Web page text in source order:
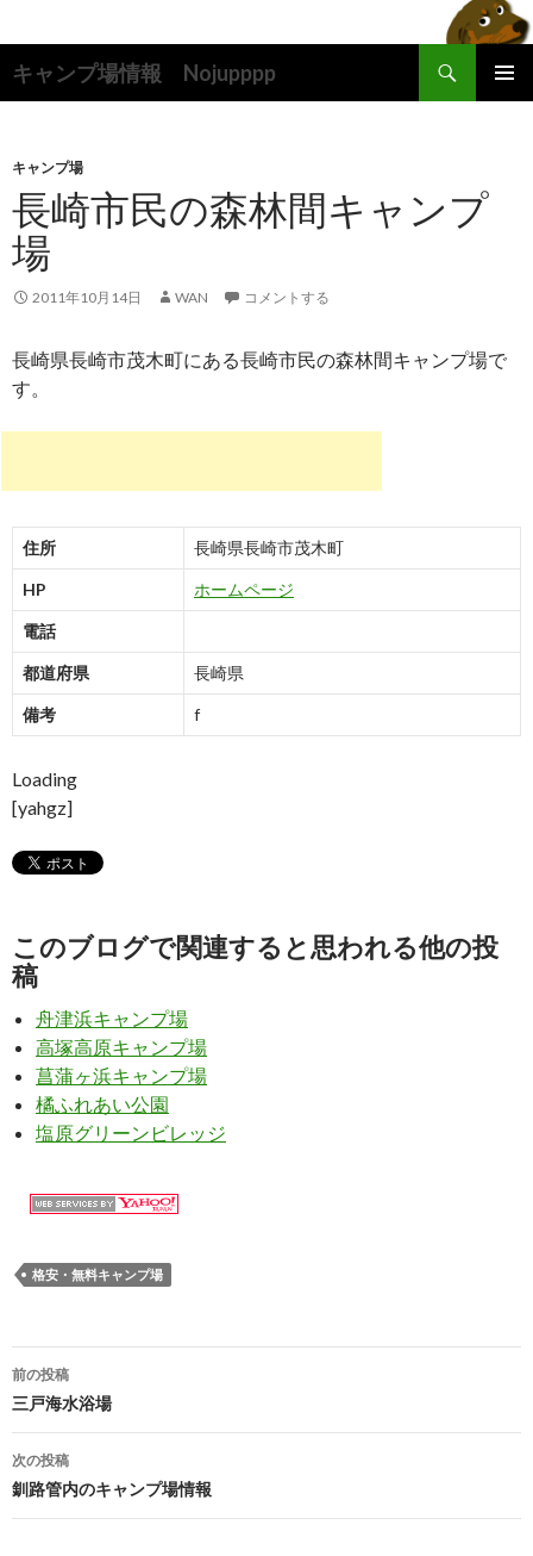
キャンプ場情報 Nojupppp
索
ン
ツ
へ
ス
キ
ッ
キャンプ場
長崎市民の森林間キャンプ
場
2011年10月14日 WAN コメントする
長崎県長崎市茂木町にある長崎市民の森林間キャンプ場で
す。
住所 長崎県長崎市茂木町
HP ホームページ
電話
都道府県 長崎県
備考 f
Loading
[yahgz]
このブログで関連すると思われる他の投
稿
舟津浜キャンプ場
高塚高原キャンプ場
菖蒲ヶ浜キャンプ場
橘ふれあい公園
塩原グリーンビレッジ
格安・無料キャンプ場
投
稿
ナ
前の投稿
三戸海水浴場
次の投稿
釧路管内のキャンプ場情報